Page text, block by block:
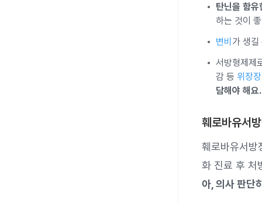
탄닌을 함
하는 것이
변비 가 생
서방형제제
감 등 위장
담해야 해요.
훼로바유서
훼로바유서방
화 진료 후 처
아, 의사 판단